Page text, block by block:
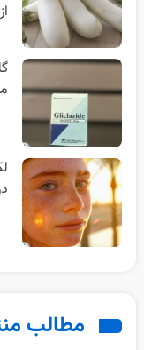
مطالب